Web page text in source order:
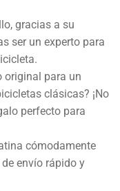
gracias a su
ser un experto para
original para un
clásicas? ¡No
perfecto para
cómodamente
envío rápido y